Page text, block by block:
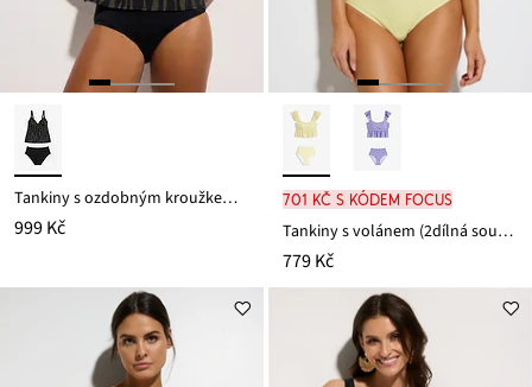
Tankiny s ozdobným kroužkem (2dílná souprava)
999 Kč
701 Kč s kódem FOCUS
Tankiny s volánem (2dílná souprava)
779 Kč